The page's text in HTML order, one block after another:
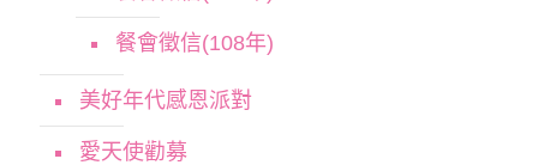
餐會徵信(108年)
美好年代感恩派對
愛天使勸募